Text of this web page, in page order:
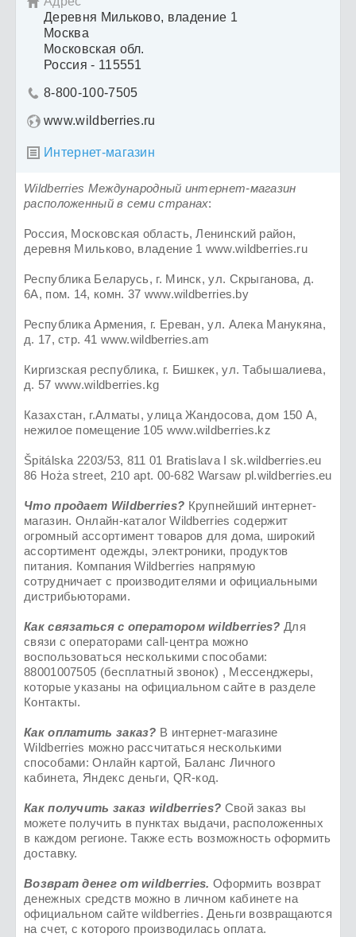
Деревня Мильково, владение 1
Москва
Московская обл.
Россия - 115551
 8-800-100-7505
www.wildberries.ru
 Интернет-магазин
Wildberries Международный интернет-магазин
расположенный в семи странах:
Россия, Московская область, Ленинский район,
деревня Мильково, владение 1 www.wildberries.ru
Республика Беларусь, г. Минск, ул. Скрыганова, д.
6А, пом. 14, комн. 37 www.wildberries.by
Республика Армения, г. Ереван, ул. Алека Манукяна,
д. 17, стр. 41 www.wildberries.am
Киргизская республика, г. Бишкек, ул. Табышалиева,
д. 57 www.wildberries.kg
Казахстан, г.Алматы, улица Жандосова, дом 150 А,
нежилое помещение 105 www.wildberries.kz
Špitálska 2203/53, 811 01 Bratislava I sk.wildberries.eu
86 Hoża street, 210 apt. 00-682 Warsaw pl.wildberries.eu
Что продает Wildberries? Крупнейший интернет-
магазин. Онлайн-каталог Wildberries содержит
огромный ассортимент товаров для дома, широкий
ассортимент одежды, электроники, продуктов
питания. Компания Wildberries напрямую
сотрудничает с производителями и официальными
дистрибьюторами.
Как связаться с оператором wildberries? Для
связи с операторами call-центра можно
воспользоваться несколькими способами:
88001007505 (бесплатный звонок) , Мессенджеры,
которые указаны на официальном сайте в разделе
Контакты.
Как оплатить заказ? В интернет-магазине
Wildberries можно рассчитаться несколькими
способами: Онлайн картой, Баланс Личного
кабинета, Яндекс деньги, QR-код.
Как получить заказ wildberries? Свой заказ вы
можете получить в пунктах выдачи, расположенных
в каждом регионе. Также есть возможность оформить
доставку.
Возврат денег отwildberries. Оформить возврат
денежных средств можно в личном кабинете на
официальном сайте wildberries. Деньги возвращаются
на счет, с которого производилась оплата.